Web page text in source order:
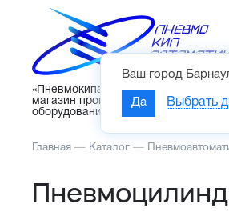
«Пневмокипавтоматика» – интернет-
магазин промышленного
оборудования
Ваш город
Да Выбрать
Главная — Каталог —